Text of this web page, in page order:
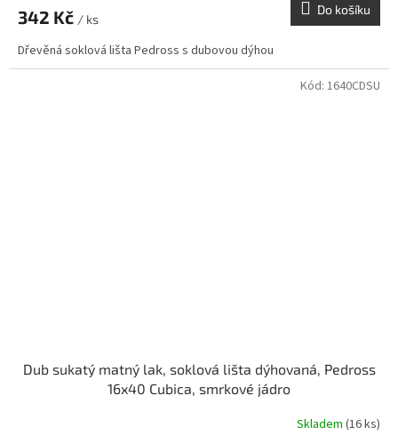
342 Kč / ks
Do košíku
Dřevěná soklová lišta Pedross s dubovou dýhou
Dub sukatý matný lak, soklová lišta dýhovaná, Pedross
16x40 Cubica, smrkové jádro
Skladem (16 ks)
Kód: 1640CDSU